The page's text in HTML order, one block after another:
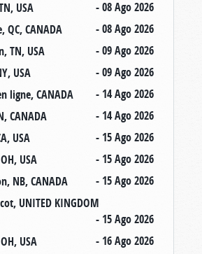
USA
- 08 Ago 2026
QC, CANADA
- 08 Ago 2026
TN, USA
- 09 Ago 2026
USA
- 09 Ago 2026
ligne, CANADA
- 14 Ago 2026
CANADA
- 14 Ago 2026
USA
- 15 Ago 2026
USA
- 15 Ago 2026
NB, CANADA
- 15 Ago 2026
UNITED KINGDOM
- 15 Ago 2026
USA
- 16 Ago 2026